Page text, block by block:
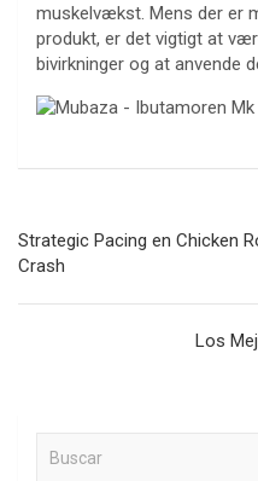
muskelvækst. Mens der er
produkt, er det vigtigt at
bivirkninger og at anvende
de
entradas
Strategic Pacing en Chicken
Crash
Los